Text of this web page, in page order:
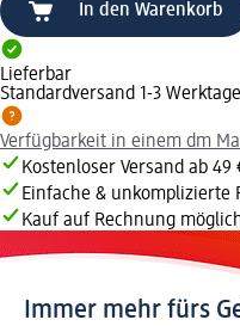
In den Warenkorb
Lieferbar
Standardversand 1-3 Werktage
Verfügbarkeit in einem dm
Kostenloser Versand ab
Einfache & unkomplizierte
Kauf auf Rechnung
Immer mehr fürs